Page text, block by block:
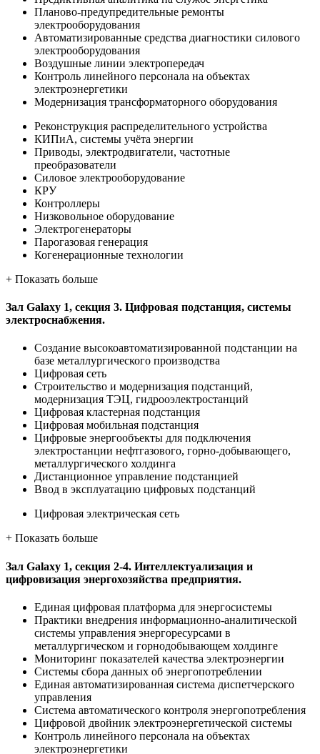
Планово-предупредительные ремонты
электрооборудования
Автоматизированные средства диагностики силового
электрооборудования
Воздушные линии электропередач
Контроль линейного персонала на объектах
электроэнергетики
Модернизация трансформаторного оборудования
Реконструкция распределительного устройства
КИПиА, системы учёта энергии
Приводы, электродвигатели, частотные
преобразователи
Силовое электрооборудование
КРУ
Контроллеры
Низковольное оборудование
Электрогенераторы
Парогазовая генерация
Когенерационные технологии
+ Показать больше
Зал Galaxy 1, секция 3. Цифровая подстанция, системы
электроснабжения.
Создание высокоавтоматизированной подстанции на
базе металлургического производства
Цифровая сеть
Строительство и модернизация подстанций,
модернизация ТЭЦ, гидрооэлектростанций
Цифровая кластерная подстанция
Цифровая мобильная подстанция
Цифровые энергообъекты для подключения
электростанции нефтгазового, горно-добывающего,
металлургического холдинга
Дистанционное управление подстанцией
Ввод в эксплуатацию цифровых подстанций
Цифровая электрическая сеть
+ Показать больше
Зал Galaxy 1, секция 2-4. Интеллектуализация и
цифровизация энергохозяйства предприятия.
Единая цифровая платформа для энергосистемы
Практики внедрения информационно-аналитической
системы управления энергоресурсами в
металлургическом и горнодобывающем холдинге
Мониторинг показателей качества электроэнергии
Системы сбора данных об энергопотреблении
Единая автоматизированная система диспетчерского
управления
Система автоматического контроля энергопотребления
Цифровой двойник электроэнергетической системы
Контроль линейного персонала на объектах
электроэнергетики